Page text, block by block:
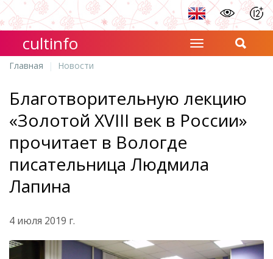
cultinfo
Главная Новости
Благотворительную лекцию
«Золотой XVIII век в России»
прочитает в Вологде
писательница Людмила
Лапина
4 июля 2019 г.